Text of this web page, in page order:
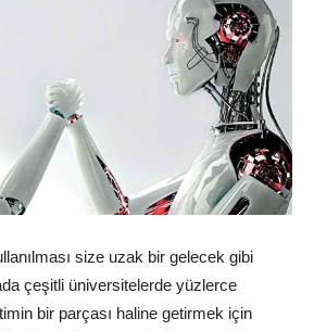
size uzak bir gelecek gibi
çeşitli üniversitelerde yüzlerce
bir parçası haline getirmek için